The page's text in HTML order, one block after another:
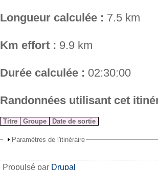
Longueur calculée : 7.5 km
Km effort : 9.9 km
Durée calculée : 02:30:00
Randonnées utilisant cet
Titre Groupe Date de sortie
Paramètres de l'itinéraire
Propulsé par Drupal